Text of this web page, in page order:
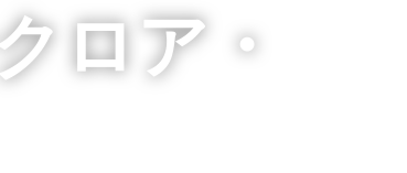
ロア・